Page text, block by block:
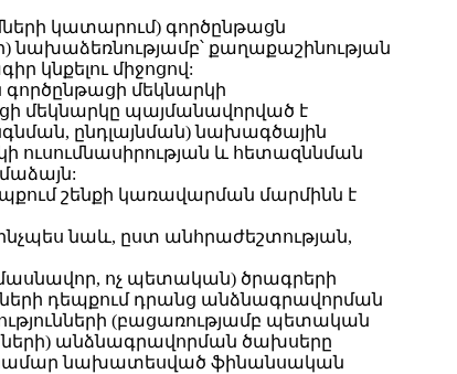
կատարում) գործընթացն
քաղաքաշինության
կնքելու միջոցով:
մեկնարկի
մեկնարկը պայմանավորված է
ընդլայնման) նախագծային
ուսումնասիրության և հետազննման
շենքի կառավարման մարմինն է
նաև, ըստ անհրաժեշտության,
ոչ պետական) ծրագրերի
դեպքում դրանց անձնագրավորման
(բացառությամբ պետական
անձնագրավորման ծախսերը
համար նախատեսված ֆինանսական